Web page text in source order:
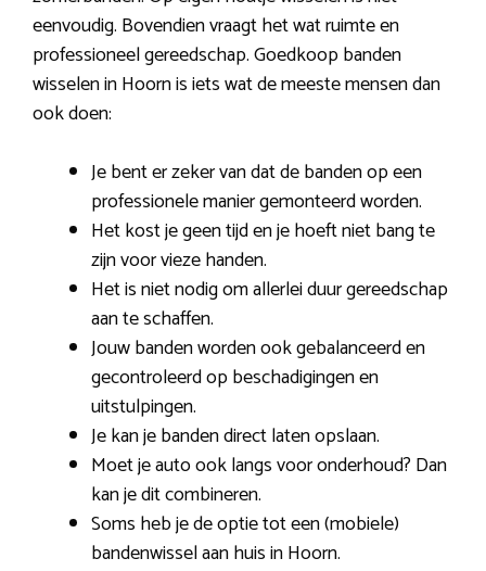
eenvoudig. Bovendien vraagt het wat ruimte en
professioneel gereedschap. Goedkoop banden
wisselen in Hoorn is iets wat de meeste mensen dan
ook doen:
Je bent er zeker van dat de banden op een
professionele manier gemonteerd worden.
Het kost je geen tijd en je hoeft niet bang te
zijn voor vieze handen.
Het is niet nodig om allerlei duur gereedschap
aan te schaffen.
Jouw banden worden ook gebalanceerd en
gecontroleerd op beschadigingen en
uitstulpingen.
Je kan je banden direct laten opslaan.
Moet je auto ook langs voor onderhoud? Dan
kan je dit combineren.
Soms heb je de optie tot een (mobiele)
bandenwissel aan huis in Hoorn.